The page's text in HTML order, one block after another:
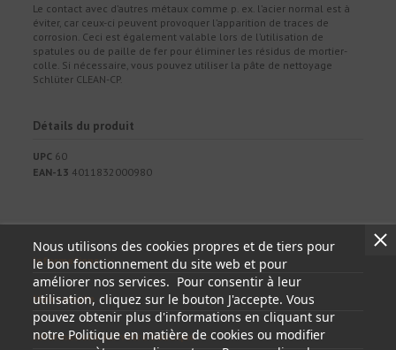
Le contact avec d’autres métaux comme p. ex. l’acier normal est à
éviter, car ceux-ci peuvent provoquer l’apparition de traces de
corrosion. Ceci est également valable lors de l’utilisation de
spatules ou de paille de fer pour éliminer les résidus de mortier-
colle. Si nécessaire, vous pouvez utiliser la pâte de nettoyage
Schlüter CLEAN-CP.
Détails du produit
UPC 60
EAN-13 4011832000980
Nous utilisons des cookies propres et de tiers pour
le bon fonctionnement du site web et pour
améliorer nos services. Pour consentir à leur
utilisation, cliquez sur le bouton J'accepte. Vous
pouvez obtenir plus d'informations en cliquant sur
notre Politique en matière de cookies ou modifier
Informations
Mon compte
Informations sur votre boutique